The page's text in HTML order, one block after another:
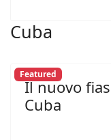
Cuba
Featured
Il nuovo
Cuba